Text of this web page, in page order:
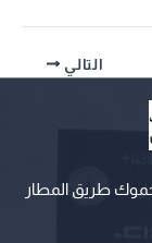
التالي
طريق المطار